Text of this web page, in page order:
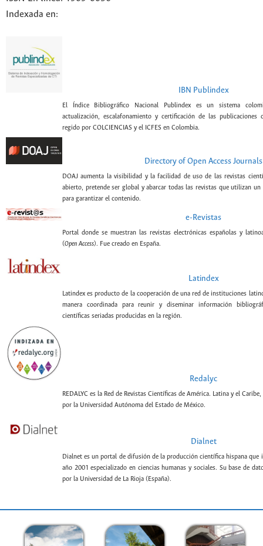
Indexada en:
IBN Publindex
El Índice Bibliográfico Nacional Publindex es un sistema
actualización, escalafonamiento y certificación de las publicaciones
regido por COLCIENCIAS y el ICFES en Colombia.
Directory of Open Access Journals
DOAJ aumenta la visibilidad y la facilidad de uso de las revistas
abierto, pretende ser global y abarcar todas las revistas que utilizan
para garantizar el contenido.
e-Revistas
Portal donde se muestran las revistas electrónicas españolas y
(Open Access). Fue creado en España.
Latindex
Latindex es producto de la cooperación de una red de instituciones
manera coordinada para reunir y diseminar información
científicas seriadas producidas en la región.
Redalyc
REDALYC es la Red de Revistas Científicas de América. Latina y el
por la Universidad Autónoma del Estado de México.
Dialnet
Dialnet es un portal de difusión de la producción científica hispana
año 2001 especializado en ciencias humanas y sociales. Su base de
por la Universidad de La Rioja (España).